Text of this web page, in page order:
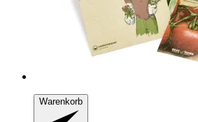
Warenkorb